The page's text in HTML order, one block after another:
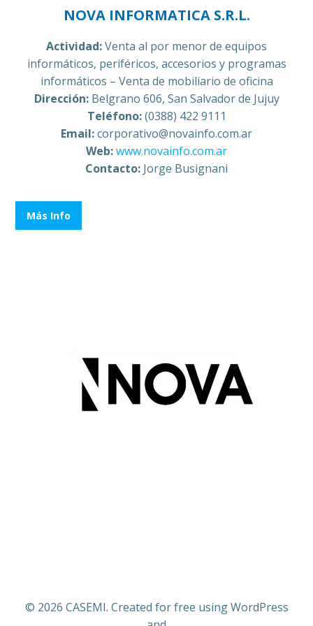
NOVA INFORMATICA S.R.L.
Actividad:Venta al por menor de equipos
informáticos, periféricos, accesorios y programas
informáticos – Venta de mobiliario de oficina
Dirección:Belgrano 606, San Salvador de Jujuy
Teléfono:(0388) 422 9111
Email:corporativo@novainfo.com.ar
Web:www.novainfo.com.ar
Contacto: Jorge Busignani
Más Info
© 2026 CASEMI. Created for free using WordPress